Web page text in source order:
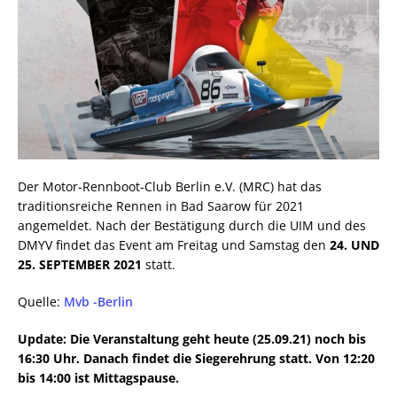
Der Motor-Rennboot-Club Berlin e.V. (MRC) hat das
traditionsreiche Rennen in Bad Saarow für 2021
angemeldet. Nach der Bestätigung durch die UIM und des
DMYV findet das Event am Freitag und Samstag den 24. UND
25. SEPTEMBER 2021 statt.
Quelle: Mvb -Berlin
Update: Die Veranstaltung geht heute (25.09.21) noch bis
16:30 Uhr. Danach findet die Siegerehrung statt. Von 12:20
bis 14:00 ist Mittagspause.